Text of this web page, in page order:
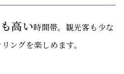
高い時間帯。観光客も少な
ングを楽しめます。